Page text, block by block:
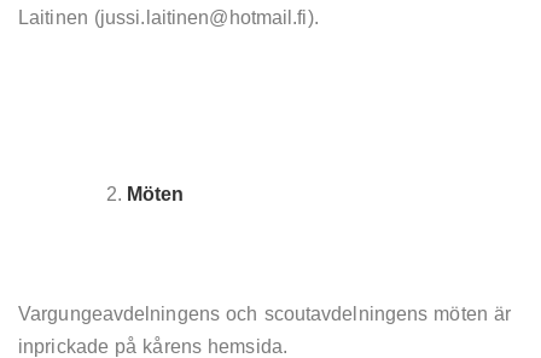
Laitinen (jussi.laitinen@hotmail.fi).
Möten
Vargungeavdelningens och scoutavdelningens möten är
inprickade på kårens hemsida.